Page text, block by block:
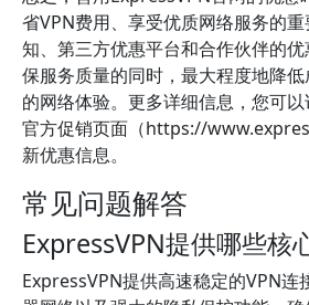
省VPN费用、享受优质网络服务的
知、第三方优惠平台和合作伙伴的
保服务质量的同时，最大程度地降
的网络体验。更多详细信息，您可
官方促销页面（https://
新优惠信息。
常见问题解答
ExpressVPN提供哪些核
ExpressVPN提供高速稳定的VPN连